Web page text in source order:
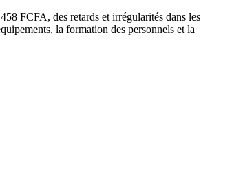
FCFA, des retards et irrégularités dans les
la formation des personnels et la